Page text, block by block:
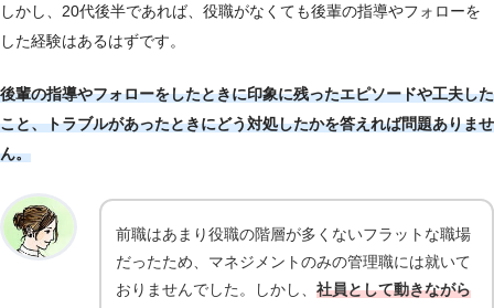
しかし、20代後半であれば、役職がなくても後輩の指導やフォローを
した経験はあるはずです。
後輩の指導やフォローをしたときに印象に残ったエピソードや工夫した
こと、トラブルがあったときにどう対処したかを答えれば問題ありませ
ん。
前職はあまり役職の階層が多くないフラットな職場
だったため、マネジメントのみの管理職には就いて
おりませんでした。しかし、 社員として動きながら